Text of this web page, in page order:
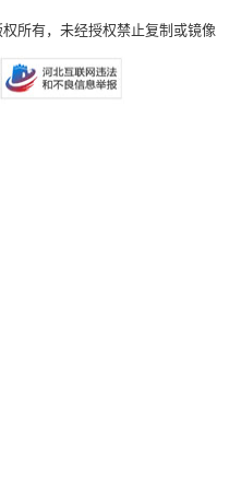
所有，未经授权禁止复制或镜像